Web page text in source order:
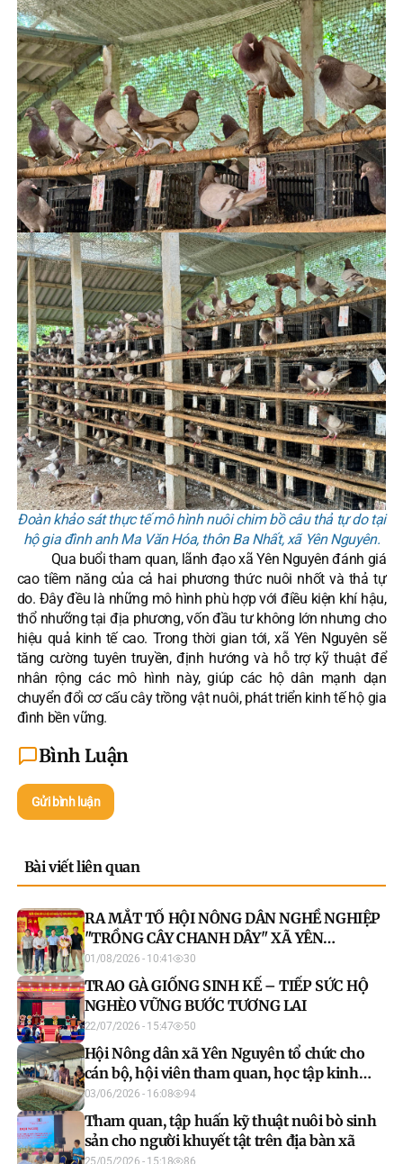
Đoàn khảo sát thực tế mô hình nuôi chim bồ câu thả tự do tại
hộ gia đình anh Ma Văn Hóa, thôn Ba Nhất, xã Yên Nguyên.
Qua buổi tham quan, lãnh đạo xã Yên Nguyên đánh giá
cao tiềm năng của cả hai phương thức nuôi nhốt và thả tự
do. Đây đều là những mô hình phù hợp với điều kiện khí hậu,
thổ nhưỡng tại địa phương, vốn đầu tư không lớn nhưng cho
hiệu quả kinh tế cao. Trong thời gian tới, xã Yên Nguyên sẽ
tăng cường tuyên truyền, định hướng và hỗ trợ kỹ thuật để
nhân rộng các mô hình này, giúp các hộ dân mạnh dạn
chuyển đổi cơ cấu cây trồng vật nuôi, phát triển kinh tế hộ gia
đình bền vững.
Bình Luận
Gửi bình luận
Bài viết liên quan
RA MẮT TỔ HỘI NÔNG DÂN NGHỀ NGHIỆP
"TRỒNG CÂY CHANH DÂY" XÃ YÊN
NGUYÊN
01/08/2026 - 10:41 30
TRAO GÀ GIỐNG SINH KẾ – TIẾP SỨC HỘ
NGHÈO VỮNG BƯỚC TƯƠNG LAI
22/07/2026 - 15:47 50
Hội Nông dân xã Yên Nguyên tổ chức cho
cán bộ, hội viên tham quan, học tập kinh
nghiệm mô hình phát triển kinh tế trên địa
bàn
03/06/2026 - 16:08 94
Tham quan, tập huấn kỹ thuật nuôi bò sinh
sản cho người khuyết tật trên địa bàn xã